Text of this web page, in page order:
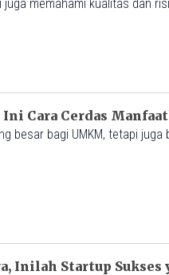
memahami kualitas dan
tak lebih dari
Cara Cerdas
besar bagi UMKM, tetapi
Inilah Startup